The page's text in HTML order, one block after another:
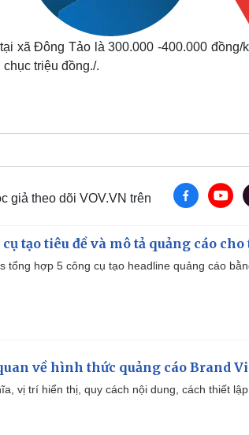
xã Đông Tảo là 300.000 -400.000
triệu đồng./.
giả theo dõi VOV.VN trên
cụ tạo tiêu đề và mô tả quảng cáo
tổng hợp 5 công cụ tạo headline quảng cáo
về hình thức quảng cáo Brand
vị trí hiển thị, quy cách nội dung, cách thiết